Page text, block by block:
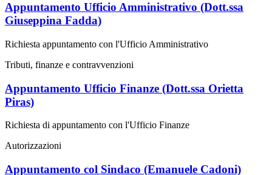
Appuntamento Ufficio Amministrativo (Dott.ssa
Giuseppina Fadda)
Richiesta appuntamento con l'Ufficio Amministrativo
Tributi, finanze e contravvenzioni
Appuntamento Ufficio Finanze (Dott.ssa Orietta
Piras)
Richiesta di appuntamento con l'Ufficio Finanze
Autorizzazioni
Appuntamento col Sindaco (Emanuele Cadoni)